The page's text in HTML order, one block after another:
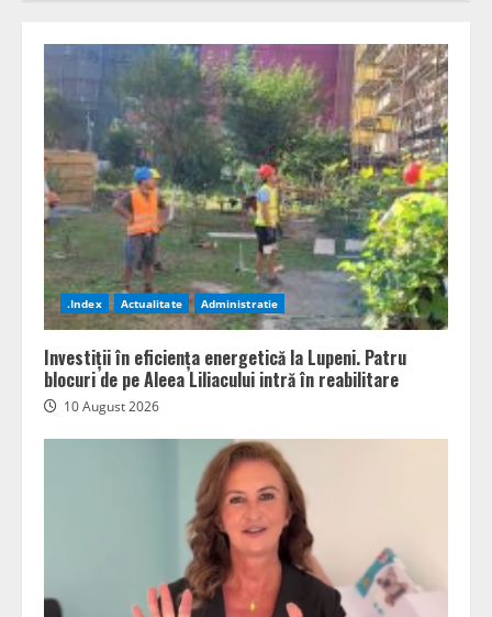
.Index Actualitate Administratie
Investiții în eficiența energetică la Lupeni. Patru
blocuri de pe Aleea Liliacului intră în reabilitare
10 August 2026